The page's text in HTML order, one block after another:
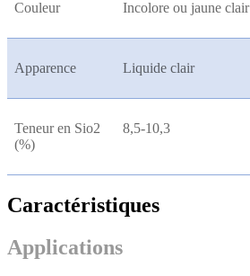
Couleur Incolore ou jaune clair
Apparence Liquide clair
Teneur en Sio2
(%)
8,5-10,3
Caractéristiques
Applications